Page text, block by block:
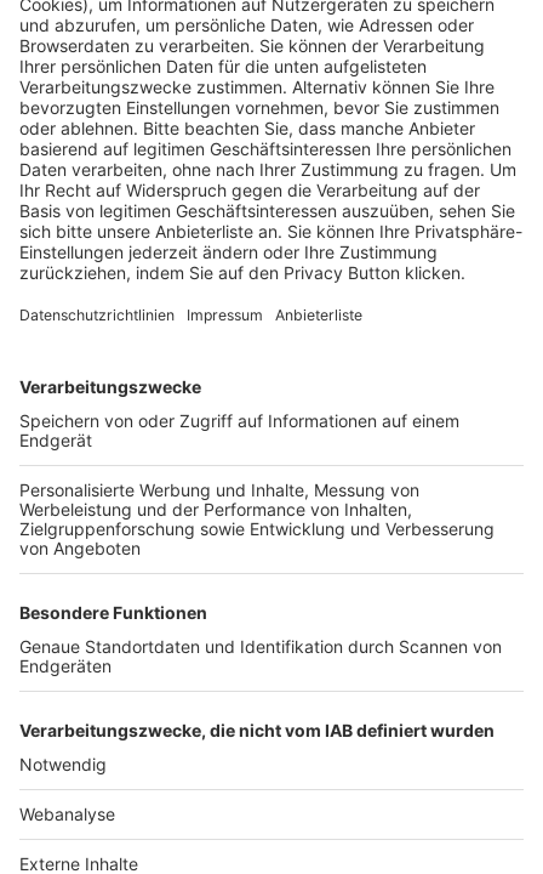
Pässe und Vereinswechsel
Trainerausbildung
Schulungsangebot Vereinsmitarbeiter
BFV-Geschäftsstellen
Trainerbörse
Login SpielPlus
FOLGE DEM BFV
TOP-VEREINE
TOP-PARTNER
Nutzungsbedingungen Datenschutz Impressum